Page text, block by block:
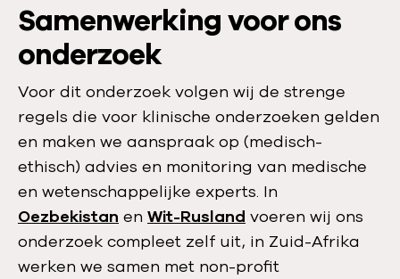
Samenwerking voor ons
onderzoek
Voor dit onderzoek volgen wij de strenge
regels die voor klinische onderzoeken gelden
en maken we aanspraak op (medisch-
ethisch) advies en monitoring van medische
en wetenschappelijke experts. In
Oezbekistan en Wit-Rusland voeren wij ons
onderzoek compleet zelf uit, in Zuid-Afrika
werken we samen met non-profit